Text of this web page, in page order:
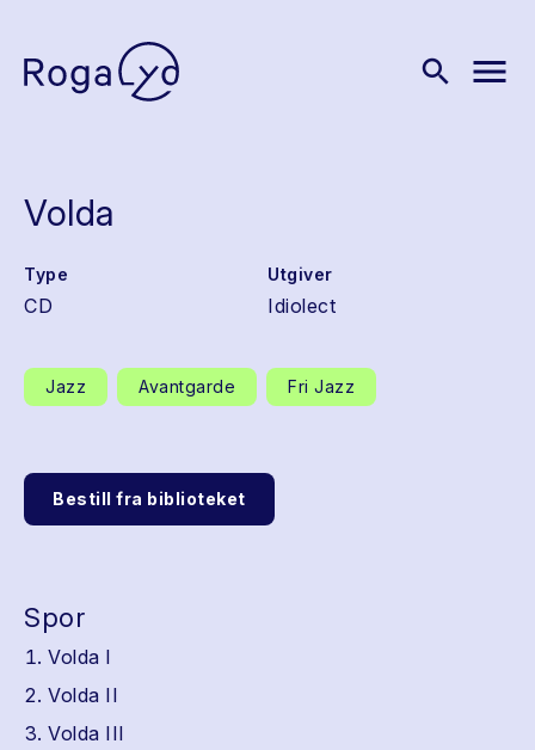
search menu
Volda
Type
CD
Utgiver
Idiolect
Jazz Avantgarde Fri Jazz
Bestill fra biblioteket
Spor
Volda I
Volda II
Volda III